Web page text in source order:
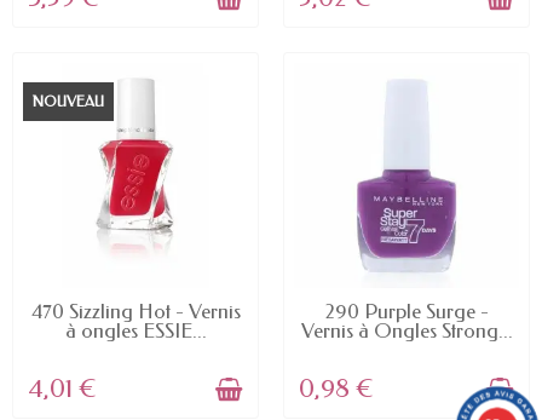
NOUVEAU
EN STOCK
470 Sizzling Hot - Vernis
à ongles ESSIE...
4,01 €
EN STOCK
290 Purple Surge -
Vernis à Ongles Strong...
0,98 €